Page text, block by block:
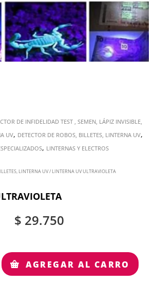
DE INFIDELIDAD TEST , SEMEN, LÁPIZ INVISIBLE,
UV, DETECTOR DE ROBOS, BILLETES, LINTERNA UV,
, LINTERNAS Y ELECTROS
LINTERNA UV/ LINTERNA UV ULTRAVIOLETA
$ 29.750
AGREGAR AL CARRO